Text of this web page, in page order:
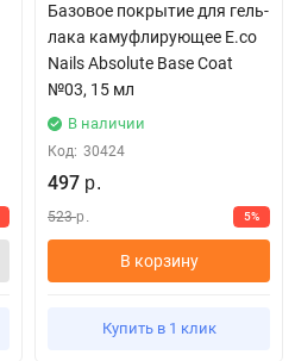
Базовое покрытие для гель-
лака камуфлирующее E.co
Nails Absolute Base Coat
№03, 15 мл
В наличии
Код: 30424
497 р.
523 р. 5%
В корзину
Купить в 1 клик